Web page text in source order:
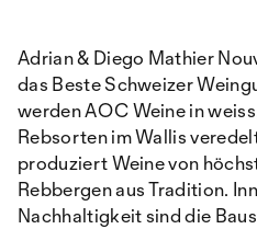
Adrian & Diego Mathier
das Beste Schweizer
werden AOC Weine in
Rebsorten im Wallis
produziert Weine von
Rebbergen aus Tradition.
Nachhaltigkeit sind die